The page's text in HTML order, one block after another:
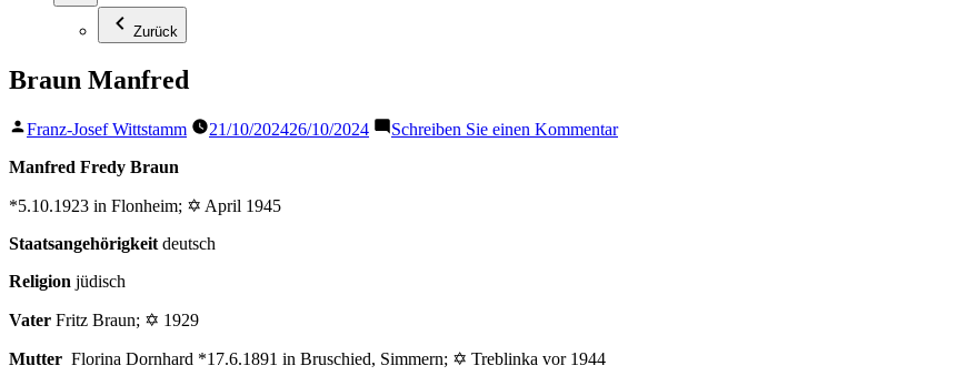
Zurück
Braun Manfred
Veröffentlicht
Franz-Josef Wittstamm 21/10/202426/10/2024 Schreiben Sie einen Kommentarzu
Manfred Fredy Braun
*5.10.1923 in Flonheim; ✡ April 1945
Staatsangehörigkeit deutsch
Religion jüdisch
Vater Fritz Braun; ✡ 1929
Mutter Florina Dornhard *17.6.1891 in Bruschied, Simmern; ✡ Treblinka vor 1944